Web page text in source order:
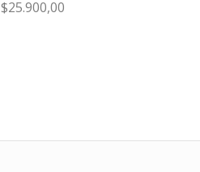
$25.900,00